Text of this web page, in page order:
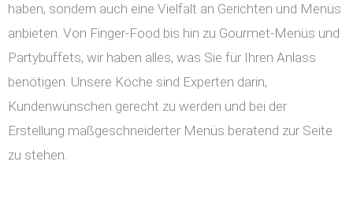
haben, sondern auch eine Vielfalt an Gerichten und Menüs
anbieten. Von Finger-Food bis hin zu Gourmet-Menüs und
Partybuffets, wir haben alles, was Sie für Ihren Anlass
benötigen. Unsere Köche sind Experten darin,
Kundenwünschen gerecht zu werden und bei der
Erstellung maßgeschneiderter Menüs beratend zur Seite
zu stehen.